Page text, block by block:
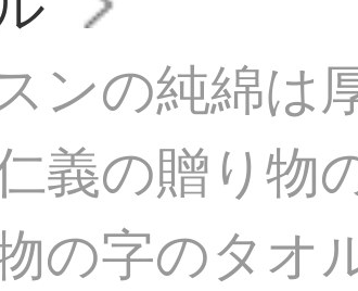
ンの純綿は
義の贈り物
の字のタオ